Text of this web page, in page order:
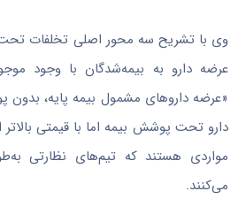
وی با تشریح سه محور اصلی تخلفات
عرضه دارو به بیمه‌شدگان با وجود
«عرضه داروهای مشمول بیمه پایه،
دارو تحت پوشش بیمه اما با قیمتی
مواردی هستند که تیم‌های نظارتی
می‌کنند.